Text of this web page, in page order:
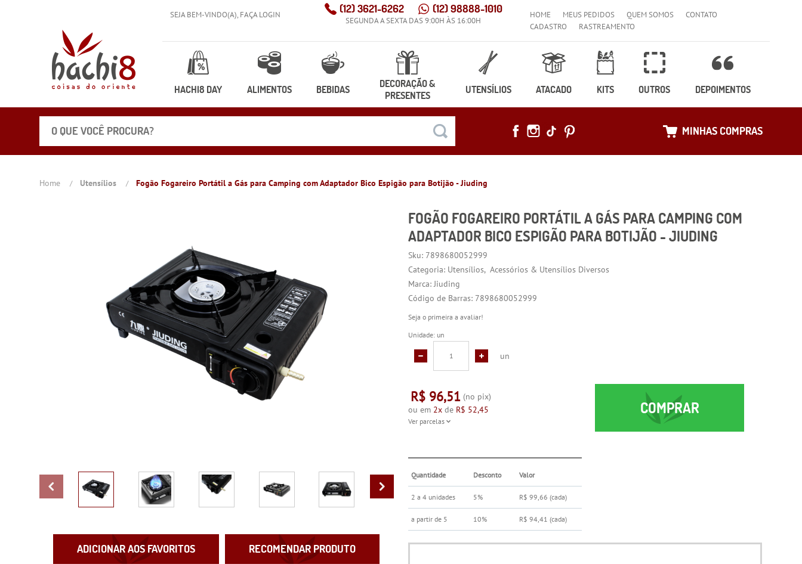
SEJA BEM-VINDO(A), FAÇA LOGIN (12)3621-6262 (12)98888-1010
SEGUNDA A SEXTA DAS 9:00H ÀS 16:00H
HOME MEUS PEDIDOS QUEM SOMOS
CONTATO
CADASTRO
RASTREAMENTO
HACHI8 DAY ALIMENTOS BEBIDAS
DECORAÇÃO &
PRESENTES
UTENSÍLIOS ATACADO KITS OUTROS DEPOIMENTOS
MINHAS COMPRAS
Home Utensílios Fogão Fogareiro Portátil a Gás para Camping com Adaptador Bico Espigão para Botijão - Jiuding
ADICIONAR AOS FAVORITOS RECOMENDAR PRODUTO
FOGÃO FOGAREIRO PORTÁTIL A GÁS PARA CAMPING COM
ADAPTADOR BICO ESPIGÃO PARA BOTIJÃO - JIUDING
Sku: 7898680052999
Categoria: Utensílios
Acessórios & Utensílios Diversos
Marca:Jiuding
Código de Barras: 7898680052999
Seja o primeira a avaliar!
Unidade: un
un
R$ 96,51 (no pix)
ou em 2x de R$ 52,45
Ver parcelas
COMPRAR
Quantidade Desconto Valor
2 a 4 unidades 5% R$ 99,66 (cada)
a partir de 5 10% R$ 94,41 (cada)